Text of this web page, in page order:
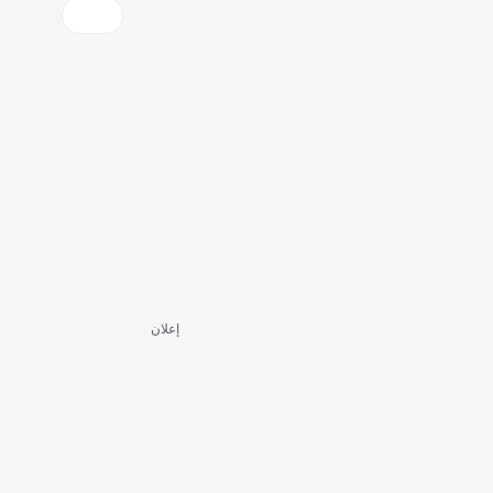
إعلان